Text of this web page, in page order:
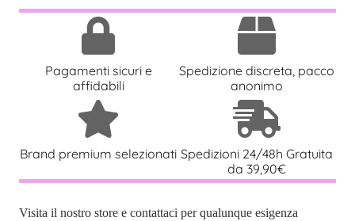
Pagamenti sicuri e
affidabili
Spedizione discreta, pacco
anonimo
Brand premium selezionati Spedizioni 24/48h Gratuita
da 39,90€
Visita il nostro store e contattaci per qualunque esigenza